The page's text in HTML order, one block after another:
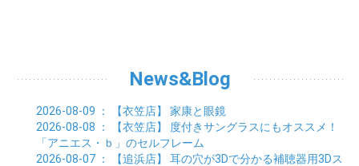
01月 (24)
02月 (20)
01月 (23)
03月 (25)
02月 (30)
01月 (33)
06月 (15)
04月 (9)
03月 (7)
02月 (7)
01月 (9)
News&Blog
2026-08-09 ： 【衣笠店】 家康と眼鏡
2026-08-08 ： 【衣笠店】
度付きサングラスにもオススメ！
「アニエス・ｂ」のセルフレーム
2026-08-07 ： 【追浜店】 耳の穴が3Dで分かる補聴器用3Dス